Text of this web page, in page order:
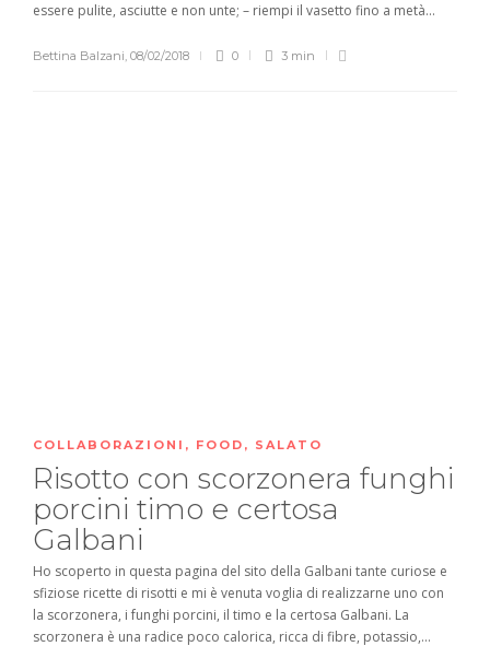
essere pulite, asciutte e non unte; – riempi il vasetto fino a metà...
Bettina Balzani, 08/02/2018 0 3 min
COLLABORAZIONI , FOOD , SALATO
Risotto con scorzonera funghi
porcini timo e certosa
Galbani
Ho scoperto in questa pagina del sito della Galbani tante curiose e
sfiziose ricette di risotti e mi è venuta voglia di realizzarne uno con
la scorzonera, i funghi porcini, il timo e la certosa Galbani. La
scorzonera è una radice poco calorica, ricca di fibre, potassio,...